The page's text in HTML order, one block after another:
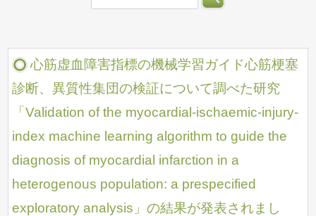
心筋虚血障害指標の機械学習ガイド心筋梗塞
診断、異質性集団の検証について調べた研究
「Validation of the myocardial-ischaemic-injury-
index machine learning algorithm to guide the
diagnosis of myocardial infarction in a
heterogenous population: a prespecified
exploratory analysis」の結果が発表されまし